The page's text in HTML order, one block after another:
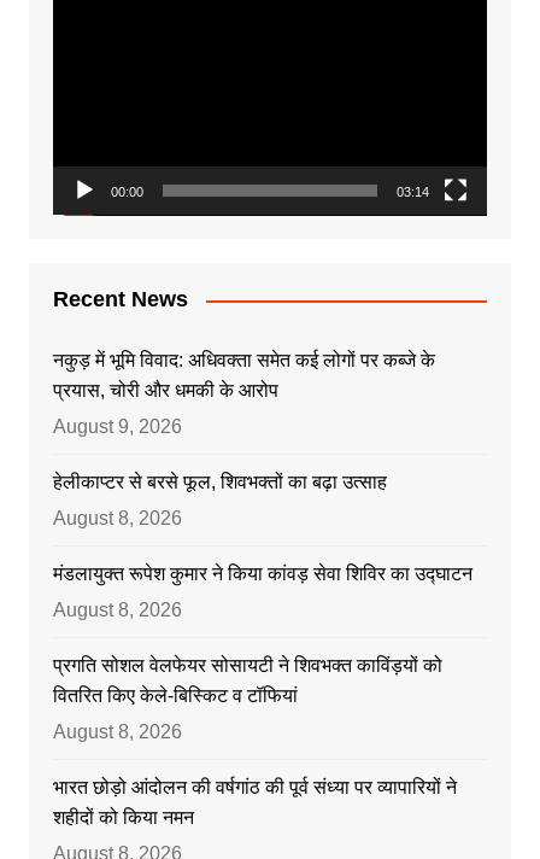
00:00 03:14
Recent News
नकुड़ में भूमि विवाद: अधिवक्ता समेत कई लोगों पर कब्जे के
प्रयास, चोरी और धमकी के आरोप
August 9, 2026
हेलीकाप्टर से बरसे फूल, शिवभक्तों का बढ़ा उत्साह
August 8, 2026
मंडलायुक्त रूपेश कुमार ने किया कांवड़ सेवा शिविर का उद्घाटन
August 8, 2026
प्रगति सोशल वेलफेयर सोसायटी ने शिवभक्त काविंड़यों को
वितरित किए केले-बिस्किट व टॉफियां
August 8, 2026
भारत छोड़ो आंदोलन की वर्षगांठ की पूर्व संध्या पर व्यापारियों ने
शहीदों को किया नमन
August 8, 2026